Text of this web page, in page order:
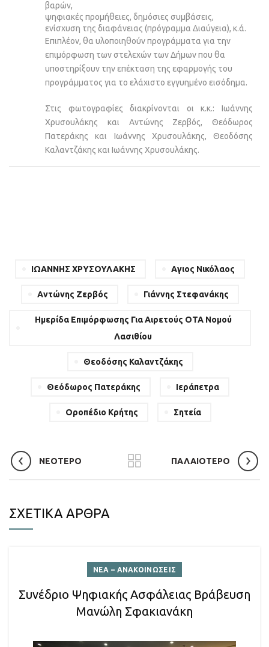
βαρών,
ψηφιακές προμήθειες, δημόσιες συμβάσεις,
ενίσχυση της διαφάνειας (πρόγραμμα Διαύγεια), κ.ά.
Επιπλέον, θα υλοποιηθούν προγράμματα για την
επιμόρφωση των στελεχών των Δήμων που θα
υποστηρίξουν την επέκταση της εφαρμογής του
προγράμματος για το ελάχιστο εγγυημένο εισόδημα.
Στις φωτογραφίες διακρίνονται οι κ.κ.: Ιωάννης
Χρυσουλάκης και Αντώνης Ζερβός, Θεόδωρος
Πατεράκης και Ιωάννης Χρυσουλάκης, Θεοδόσης
Καλαντζάκης και Ιωάννης Χρυσουλάκης.
ΙΩΑΝΝΗΣ ΧΡΥΣΟΥΛΑΚΗΣ Αγιος Νικόλαος
Αντώνης Ζερβός Γιάννης Στεφανάκης
Ημερίδα Επιμόρφωσης Για Αιρετούς ΟΤΑ Νομού
Λασιθίου
Θεοδόσης Καλαντζάκης
Θεόδωρος Πατεράκης Ιεράπετρα
Οροπέδιο Κρήτης Σητεία
ΝΕΟΤΕΡΟ ΠΑΛΑΙΟΤΕΡΟ
ΣΧΕΤΙΚΑ ΑΡΘΡΑ
ΝΕΑ – ΑΝΑΚΟΙΝΩΣΕΙΣ
Συνέδριο Ψηφιακής Ασφάλειας Βράβευση
Μανώλη Σφακιανάκη